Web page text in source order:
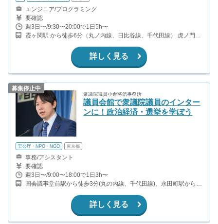
エンジニア/プログラミング
要確認
週3日〜/9:30〜20:00で1日5h〜
霞ヶ関駅 から徒歩6分（丸ノ内線、日比谷線、千代田線） 虎ノ門駅
詳しく見る
募集停止中
衆議院議員小倉將信事務所
議員会館で衆議院議員のインター
ンに！政治経済・選挙を学ぼう
官公庁・NPO・NGO 東京都
事務/アシスタント
要確認
週3日〜/9:00〜18:00で1日3h〜
国会議事堂前駅から徒歩3分(丸の内線、千代田線)、永田町駅から徒
詳しく見る